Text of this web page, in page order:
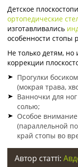
Детское
ортопедические
изготавливались
особенности стопы
Не только детям,
коррекции
Прогулки
(мокрая трава,
Ванночки для
солью;
Особое
(параллельной
край стопы во
Автор статті: